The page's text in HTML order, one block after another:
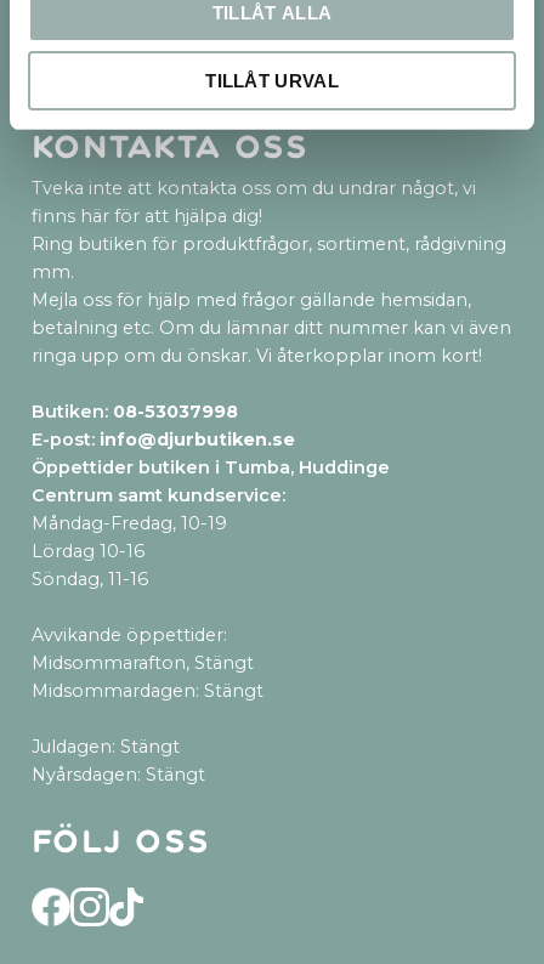
TILLÅT ALLA
TILLÅT URVAL
Kontakta oss
Tveka inte att kontakta oss om du undrar något, vi
finns här för att hjälpa dig!
Ring butiken för produktfrågor, sortiment, rådgivning
mm.
Mejla oss för hjälp med frågor gällande hemsidan,
betalning etc. Om du lämnar ditt nummer kan vi även
ringa upp om du önskar. Vi återkopplar inom kort!
Butiken: 08-53037998
E-post: info@djurbutiken.se
Öppettider butiken i Tumba, Huddinge
Centrum samt kundservice:
Måndag-Fredag, 10-19
Lördag 10-16
Söndag, 11-16
Avvikande öppettider:
Midsommarafton, Stängt
Midsommardagen: Stängt
Juldagen: Stängt
Nyårsdagen: Stängt
Följ oss